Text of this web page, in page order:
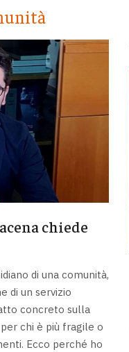
chiede
di una comunità,
di un servizio
concreto sulla
chi è più fragile o
Ecco perché ho